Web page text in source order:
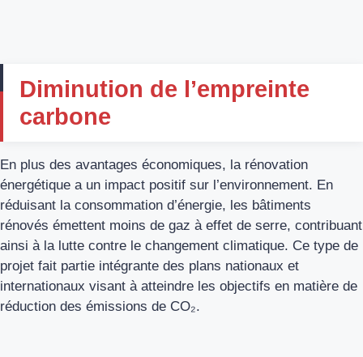
Diminution de l’empreinte
carbone
En plus des avantages économiques, la rénovation
énergétique a un impact positif sur l’environnement. En
réduisant la consommation d’énergie, les bâtiments
rénovés émettent moins de gaz à effet de serre, contribuant
ainsi à la lutte contre le changement climatique. Ce type de
projet fait partie intégrante des plans nationaux et
internationaux visant à atteindre les objectifs en matière de
réduction des émissions de CO₂.